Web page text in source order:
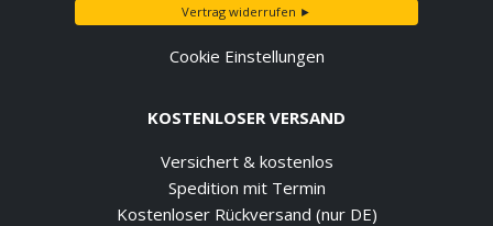
Vertrag widerrufen ►
Cookie Einstellungen
KOSTENLOSER VERSAND
Versichert & kostenlos
Spedition mit Termin
Kostenloser Rückversand (nur DE)